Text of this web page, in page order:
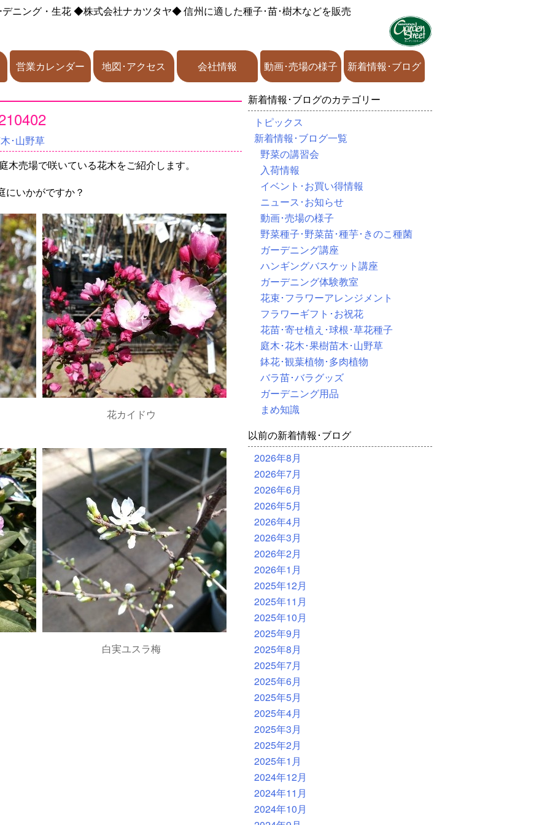
ニング・生花◆株式会社ナカツタヤ◆信州に適した種子･苗･樹木などを販売
営業カレンダー 地図･アクセス 会社情報 動画･売場の様子 新着情報･ブログ
･山野草
売場で咲いている花木をご紹介します。
にいかがですか？
花カイドウ
白実ユスラ梅
新着情報･ブログのカテゴリー
トピックス
新着情報･ブログ一覧
野菜の講習会
入荷情報
イベント･お買い得情報
ニュース･お知らせ
動画･売場の様子
野菜種子･野菜苗･種芋･きのこ種菌
ガーデニング講座
ハンギングバスケット講座
ガーデニング体験教室
花束･フラワーアレンジメント
フラワーギフト･お祝花
花苗･寄せ植え･球根･草花種子
庭木･花木･果樹苗木･山野草
鉢花･観葉植物･多肉植物
バラ苗･バラグッズ
ガーデニング用品
まめ知識
以前の新着情報･ブログ
2026年8月
2026年7月
2026年6月
2026年5月
2026年4月
2026年3月
2026年2月
2026年1月
2025年12月
2025年11月
2025年10月
2025年9月
2025年8月
2025年7月
2025年6月
2025年5月
2025年4月
2025年3月
2025年2月
2025年1月
2024年12月
2024年11月
2024年10月